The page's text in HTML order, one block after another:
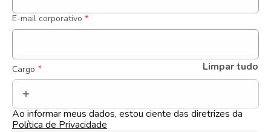
E-mail corporativo *
Cargo * Limpar tudo
Ao informar meus dados, estou ciente das diretrizes da
Política de Privacidade